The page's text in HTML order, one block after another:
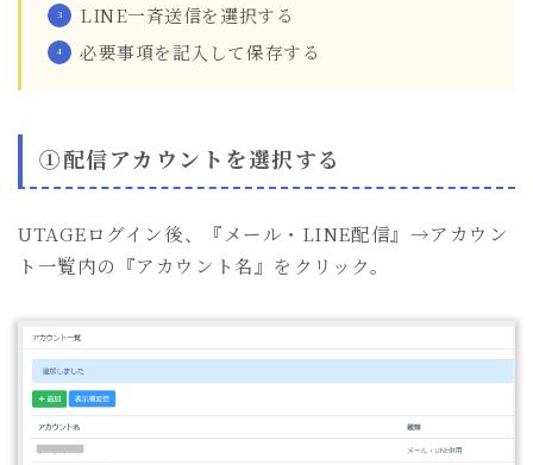
LINE一斉送信を選択する
必要事項を記入して保存する
①配信アカウントを選択する
UTAGEログイン後、『メール・LINE配信』→アカウン
ト一覧内の『アカウント名』をクリック。